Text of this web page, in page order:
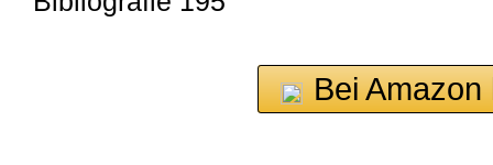
Bei Amazon